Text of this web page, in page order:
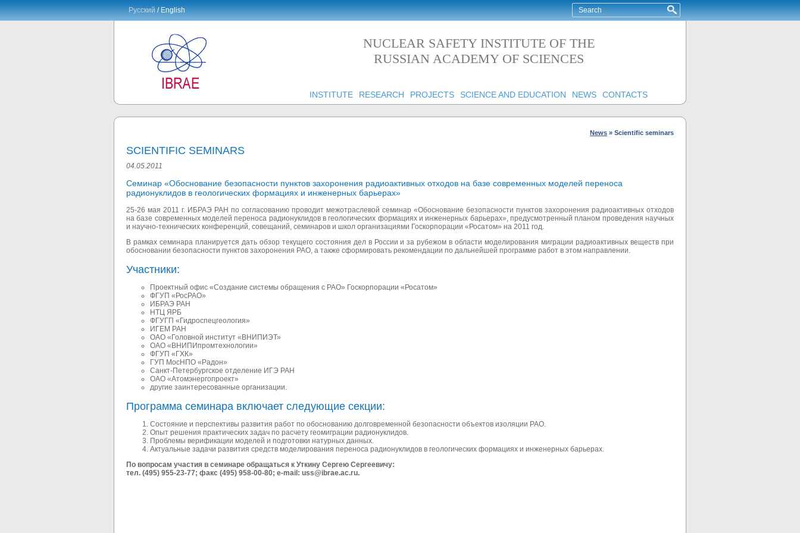
Русский/ English
NUCLEAR SAFETY INSTITUTE OF THE
RUSSIAN ACADEMY OF SCIENCES
INSTITUTE RESEARCH PROJECTS SCIENCE AND EDUCATION NEWS CONTACTS
News » Scientific seminars
SCIENTIFIC SEMINARS
04.05.2011
Семинар «Обоснование безопасности пунктов захоронения радиоактивных отходов на базе современных моделей переноса
радионуклидов в геологических формациях и инженерных барьерах»
25-26 мая 2011 г. ИБРАЭ РАН по согласованию проводит межотраслевой семинар «Обоснование безопасности пунктов захоронения радиоактивных отходов
на базе современных моделей переноса радионуклидов в геологических формациях и инженерных барьерах», предусмотренный планом проведения научных
и научно-технических конференций, совещаний, семинаров и школ организациями Госкорпорации «Росатом» на 2011 год.
В рамках семинара планируется дать обзор текущего состояния дел в России и за рубежом в области моделирования миграции радиоактивных веществ при
обосновании безопасности пунктов захоронения РАО, а также сформировать рекомендации по дальнейшей программе работ в этом направлении.
Участники:
Проектный офис «Создание системы обращения с РАО» Госкорпорации «Росатом»
ФГУП «РосРАО»
ИБРАЭ РАН
НТЦ ЯРБ
ФГУГП «Гидроспецгеология»
ИГЕМ РАН
ОАО «Головной институт «ВНИПИЭТ»
ОАО «ВНИПИпромтехнологии»
ФГУП «ГХК»
ГУП МосНПО «Радон»
Санкт-Петербургское отделение ИГЭ РАН
ОАО «Атомэнергопроект»
другие заинтересованные организации.
Программа семинара включает следующие секции:
Состояние и перспективы развития работ по обоснованию долговременной безопасности объектов изоляции РАО.
Опыт решения практических задач по расчету геомиграции радионуклидов.
Проблемы верификации моделей и подготовки натурных данных.
Актуальные задачи развития средств моделирования переноса радионуклидов в геологических формациях и инженерных барьерах.
По вопросам участия в семинаре обращаться к Уткину Сергею Сергеевичу:
тел. (495) 955-23-77; факс (495) 958-00-80; e-mail: uss@ibrae.ac.ru.